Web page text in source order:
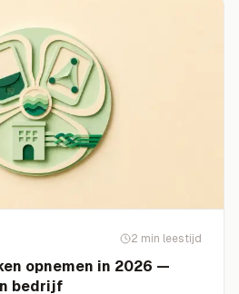
2 min leestijd
opnemen in 2026 —
bedrijf